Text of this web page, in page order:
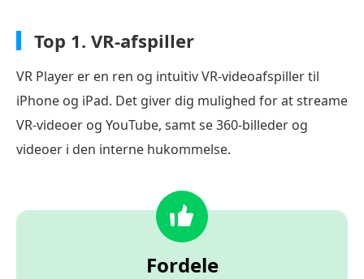
Top 1. VR-afspiller
VR Player er en ren og intuitiv VR-videoafspiller til
iPhone og iPad. Det giver dig mulighed for at streame
VR-videoer og YouTube, samt se 360-billeder og
videoer i den interne hukommelse.
Fordele